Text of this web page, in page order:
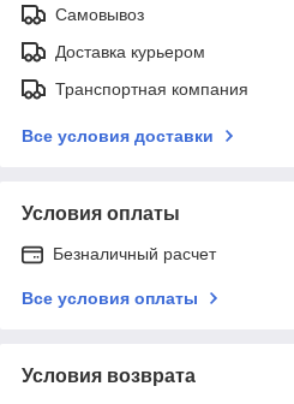
Самовывоз
Доставка курьером
Транспортная компания
Все условия доставки
Условия оплаты
Безналичный расчет
Все условия оплаты
Условия возврата